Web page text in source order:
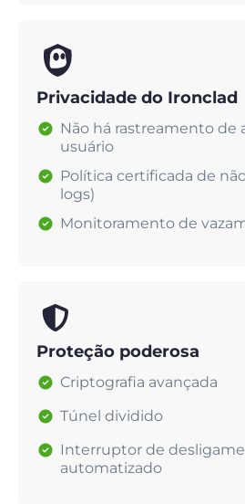
Privacidade do Ironclad
Não há rastreamento de
usuário
Política certificada de
logs)
Monitoramento de
Proteção poderosa
Criptografia avançada
Túnel dividido
Interruptor de
automatizado